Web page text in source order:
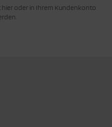
hier oder in Ihrem Kundenkonto